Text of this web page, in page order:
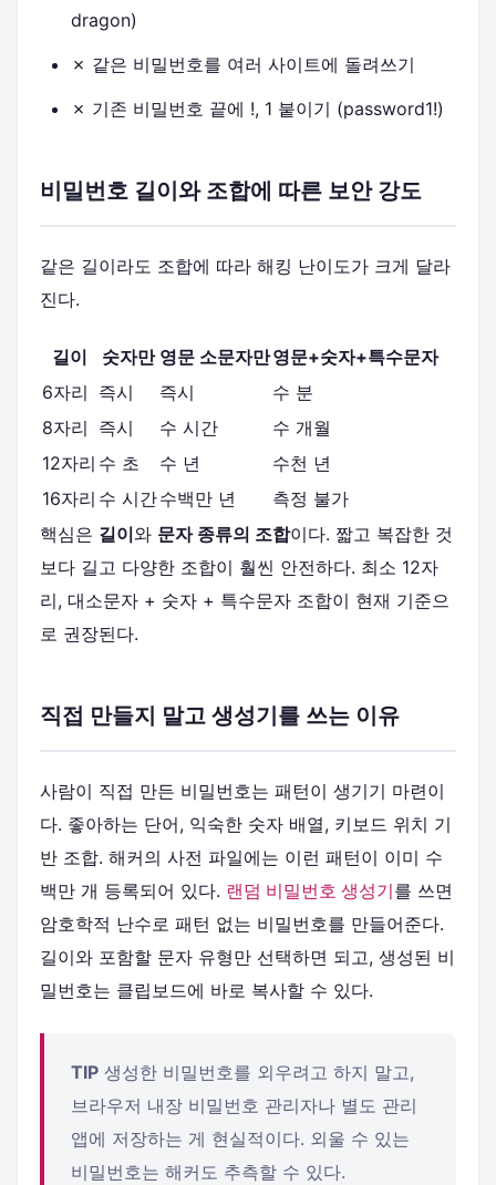
dragon)
✗ 같은 비밀번호를 여러 사이트에 돌려쓰기
✗ 기존 비밀번호 끝에 !, 1 붙이기 (password1!)
비밀번호 길이와 조합에 따른 보안 강도
같은 길이라도 조합에 따라 해킹 난이도가 크게 달라
진다.
길이 숫자만 영문 소문자만영문+숫자+특수문자
6자리 즉시 즉시
수 분
8자리 즉시 수 시간
수 개월
12자리 수 초 수 년
수천 년
16자리 수 시간수백만 년
측정 불가
핵심은 길이와 문자 종류의 조합이다. 짧고 복잡한 것
보다 길고 다양한 조합이 훨씬 안전하다. 최소 12자
리, 대소문자 + 숫자 + 특수문자 조합이 현재 기준으
로 권장된다.
직접 만들지 말고 생성기를 쓰는 이유
사람이 직접 만든 비밀번호는 패턴이 생기기 마련이
다. 좋아하는 단어, 익숙한 숫자 배열, 키보드 위치 기
반 조합. 해커의 사전 파일에는 이런 패턴이 이미 수
백만 개 등록되어 있다. 랜덤 비밀번호 생성기를 쓰면
암호학적 난수로 패턴 없는 비밀번호를 만들어준다.
길이와 포함할 문자 유형만 선택하면 되고, 생성된 비
밀번호는 클립보드에 바로 복사할 수 있다.
TIP 생성한 비밀번호를 외우려고 하지 말고,
브라우저 내장 비밀번호 관리자나 별도 관리
앱에 저장하는 게 현실적이다. 외울 수 있는
비밀번호는 해커도 추측할 수 있다.